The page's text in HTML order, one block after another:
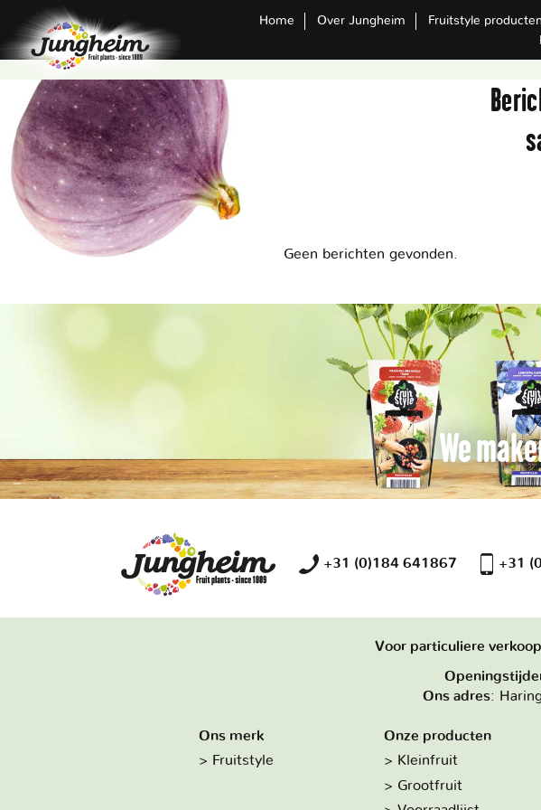
Home Over Jungheim Fruitstyle producten
Geen berichten gevonden.
We
+31 (0)184 641867 +31
Voor particuliere
Ons adres:
Ons merk
Fruitstyle
Onze producten
Kleinfruit
Grootfruit